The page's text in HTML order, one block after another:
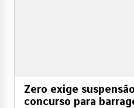
Zero exige
concurso para